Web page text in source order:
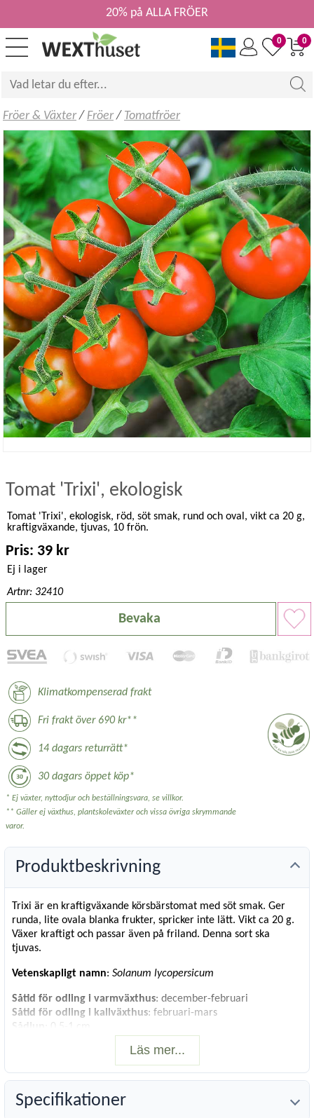
0
0
20% på ALLA FRÖER
Fröer & Växter/ Fröer/ Tomatfröer
Tomat 'Trixi', ekologisk
Tomat 'Trixi', ekologisk, röd, söt smak, rund och oval, vikt ca 20 g,
kraftigväxande, tjuvas, 10 frön.
Pris: 39 kr
Ej i lager
Artnr: 32410
Bevaka
Klimatkompenserad frakt
Fri frakt över 690 kr**
14 dagars returrätt*
30 dagars öppet köp*
* Ej växter, nyttodjur och beställningsvara, se villkor.
** Gäller ej växthus, plantskoleväxter och vissa övriga skrymmande
varor.
Produktbeskrivning
Trixi är en kraftigväxande körsbärstomat med söt smak. Ger
runda, lite ovala blanka frukter, spricker inte lätt. Vikt ca 20 g.
Växer kraftigt och passar även på friland. Denna sort ska
tjuvas.
Vetenskapligt namn: Solanum lycopersicum
Såtid för odling i varmväxthus: december-februari
Såtid för odling i kallväxthus: februari-mars
Sådjup
: 0,5-1 cm
: ca 25-45 cm
: ca 40 cm i dubbelrad
Antal frön: 10
Läs mer...
Specifikationer